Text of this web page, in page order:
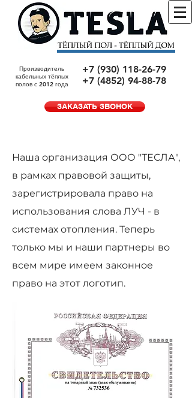
Производитель
кабельных тёплых
полов с 2012 года
+7 (930) 118-26-79
+7 (4852) 94-88-78
ЗАКАЗАТЬ ЗВОНОК
Наша организация ООО "ТЕСЛА",
в рамках правовой защиты,
зарегистрировала право на
использования слова ЛУЧ - в
системах отопления. Теперь
только мы и наши партнеры во
всем мире имеем законное
право на этот логотип.